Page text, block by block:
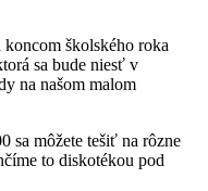
koncom školského roka
sa bude niesť v
na našom malom
sa môžete tešiť na rôzne
to diskotékou pod